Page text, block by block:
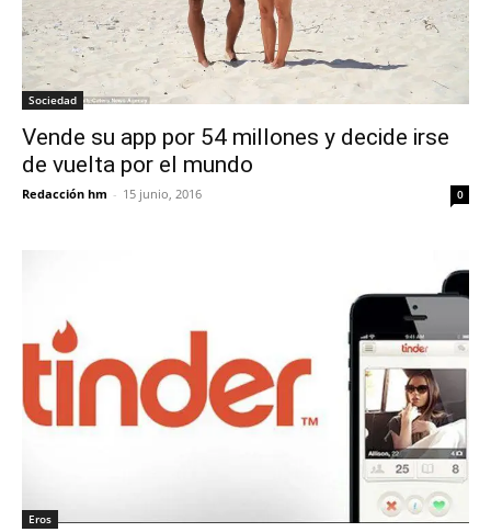
Sociedad
Vende su app por 54 millones y decide irse
de vuelta por el mundo
Redacción hm - 15 junio, 2016 0
Eros